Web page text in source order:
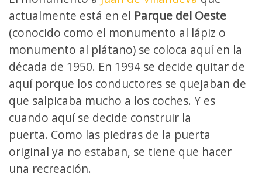
actualmente está en el Parque del Oeste
(conocido como el monumento al lápiz o
monumento al plátano) se coloca aquí en la
década de 1950. En 1994 se decide quitar de
aquí porque los conductores se quejaban de
que salpicaba mucho a los coches. Y es
cuando aquí se decide construir la
puerta. Como las piedras de la puerta
original ya no estaban, se tiene que hacer
una recreación.